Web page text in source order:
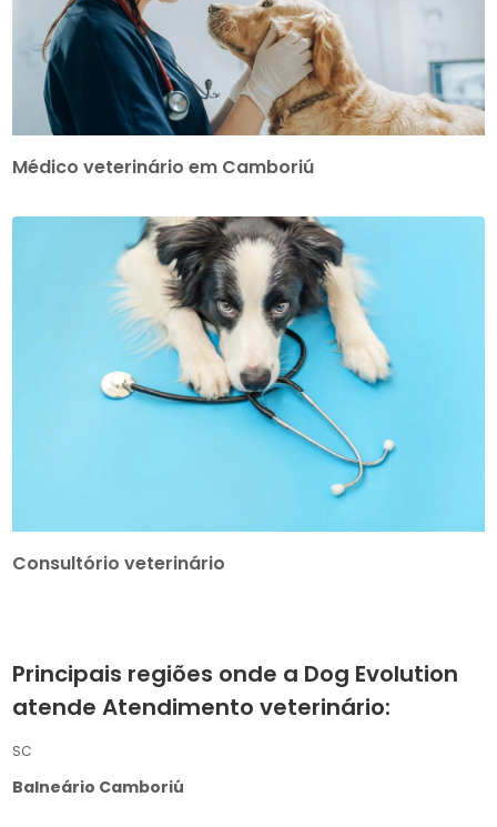
Médico veterinário em Camboriú
Consultório veterinário
Principais regiões onde a Dog Evolution
atende Atendimento veterinário:
SC
Balneário Camboriú